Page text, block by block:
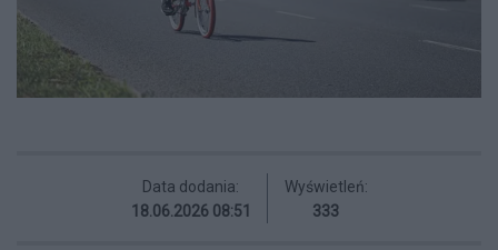
Data dodania:
18.06.2026 08:51
Wyświetleń:
333